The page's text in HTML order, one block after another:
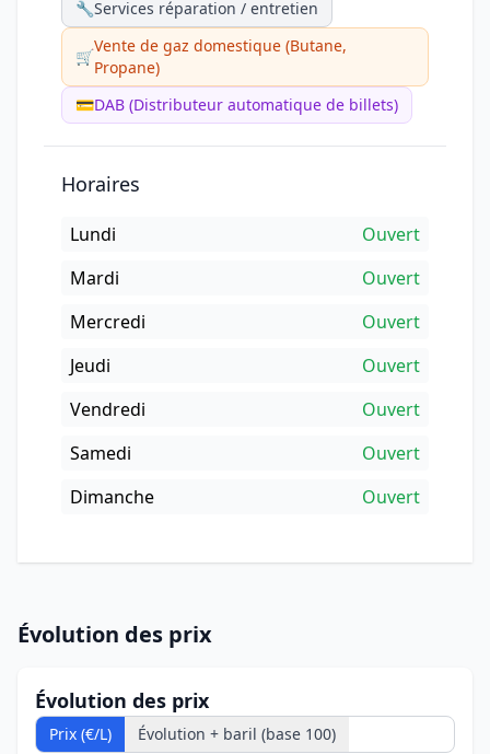
🔧Services réparation / entretien
🛒
Vente de gaz domestique (Butane,
Propane)
💳DAB (Distributeur automatique de billets)
Horaires
Lundi
Ouvert
Mardi
Ouvert
Mercredi
Ouvert
Jeudi
Ouvert
Vendredi
Ouvert
Samedi
Ouvert
Dimanche
Ouvert
Évolution des prix
Évolution des prix
Prix (€/L) Évolution + baril (base 100)